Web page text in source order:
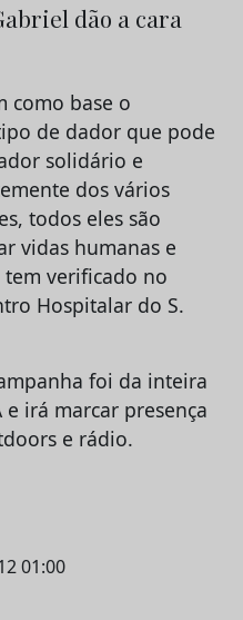
dão a cara
como base o
de dador que pode
solidário e
dos vários
todos eles são
vidas humanas e
verificado no
Hospitalar do S.
foi da inteira
irá marcar presença
e rádio.
01:00